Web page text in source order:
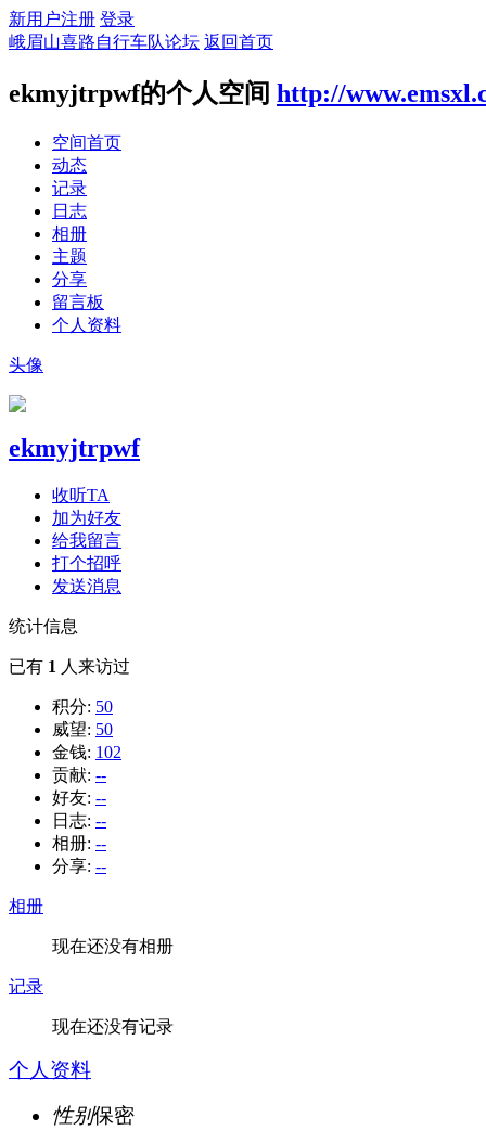
新用户注册 登录
峨眉山喜路自行车队论坛 返回首页
ekmyjtrpwf的个人空间 http://
空间首页
动态
记录
日志
相册
主题
分享
留言板
个人资料
头像
ekmyjtrpwf
收听TA
加为好友
给我留言
打个招呼
发送消息
统计信息
已有 1 人来访过
积分: 50
威望: 50
金钱: 102
贡献: --
好友: --
日志: --
相册: --
分享: --
相册
现在还没有相册
记录
现在还没有记录
个人资料
性别保密